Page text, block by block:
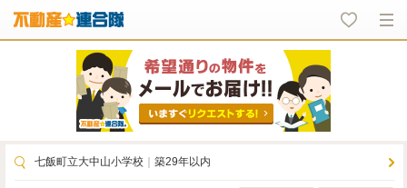
七飯町立大中山小学校 築29年以内